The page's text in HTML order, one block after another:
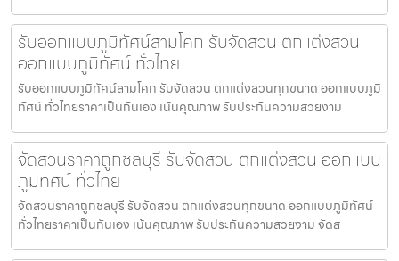
รับออกแบบภูมิทัศน์สามโคก รับจัดสวน ตกแต่งสวน
ออกแบบภูมิทัศน์ ทั่วไทย
รับออกแบบภูมิทัศน์สามโคก รับจัดสวน ตกแต่งสวนทุกขนาด ออกแบบภูมิ
ทัศน์ ทั่วไทยราคาเป็นกันเอง เน้นคุณภาพ รับประกันความสวยงาม
จัดสวนราคาถูกชลบุรี รับจัดสวน ตกแต่งสวน ออกแบบ
ภูมิทัศน์ ทั่วไทย
จัดสวนราคาถูกชลบุรี รับจัดสวน ตกแต่งสวนทุกขนาด ออกแบบภูมิทัศน์
ทั่วไทยราคาเป็นกันเอง เน้นคุณภาพ รับประกันความสวยงาม จัดส